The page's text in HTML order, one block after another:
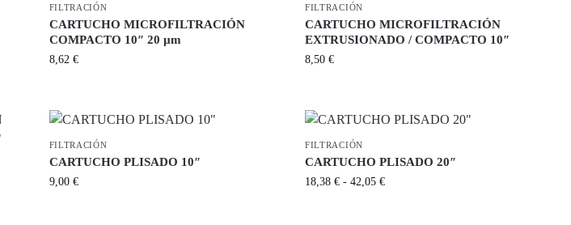
FILTRACIÓN
CARTUCHO MICROFILTRACIÓN
COMPACTO 10″ 20 µm
8,62 €
FILTRACIÓN
CARTUCHO MICROFILTRACIÓN
EXTRUSIONADO / COMPACTO 10″
8,50 €
FILTRACIÓN
CARTUCHO PLISADO 10″
9,00 €
FILTRACIÓN
CARTUCHO PLISADO 20″
18,38 € - 42,05 €